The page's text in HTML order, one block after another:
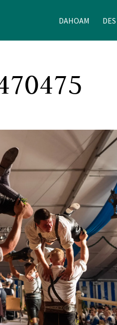
DAHOAM